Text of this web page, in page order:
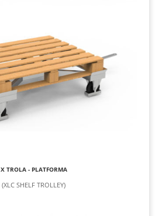
X TROLA - PLATFORMA
(XLC SHELF TROLLEY)